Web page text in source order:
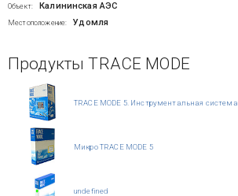
Объект: Калининская АЭС
Местоположение: Удомля
Продукты TRACE MODE
TRACE MODE 5. Инструментальная система
Микро TRACE MODE 5
undefined